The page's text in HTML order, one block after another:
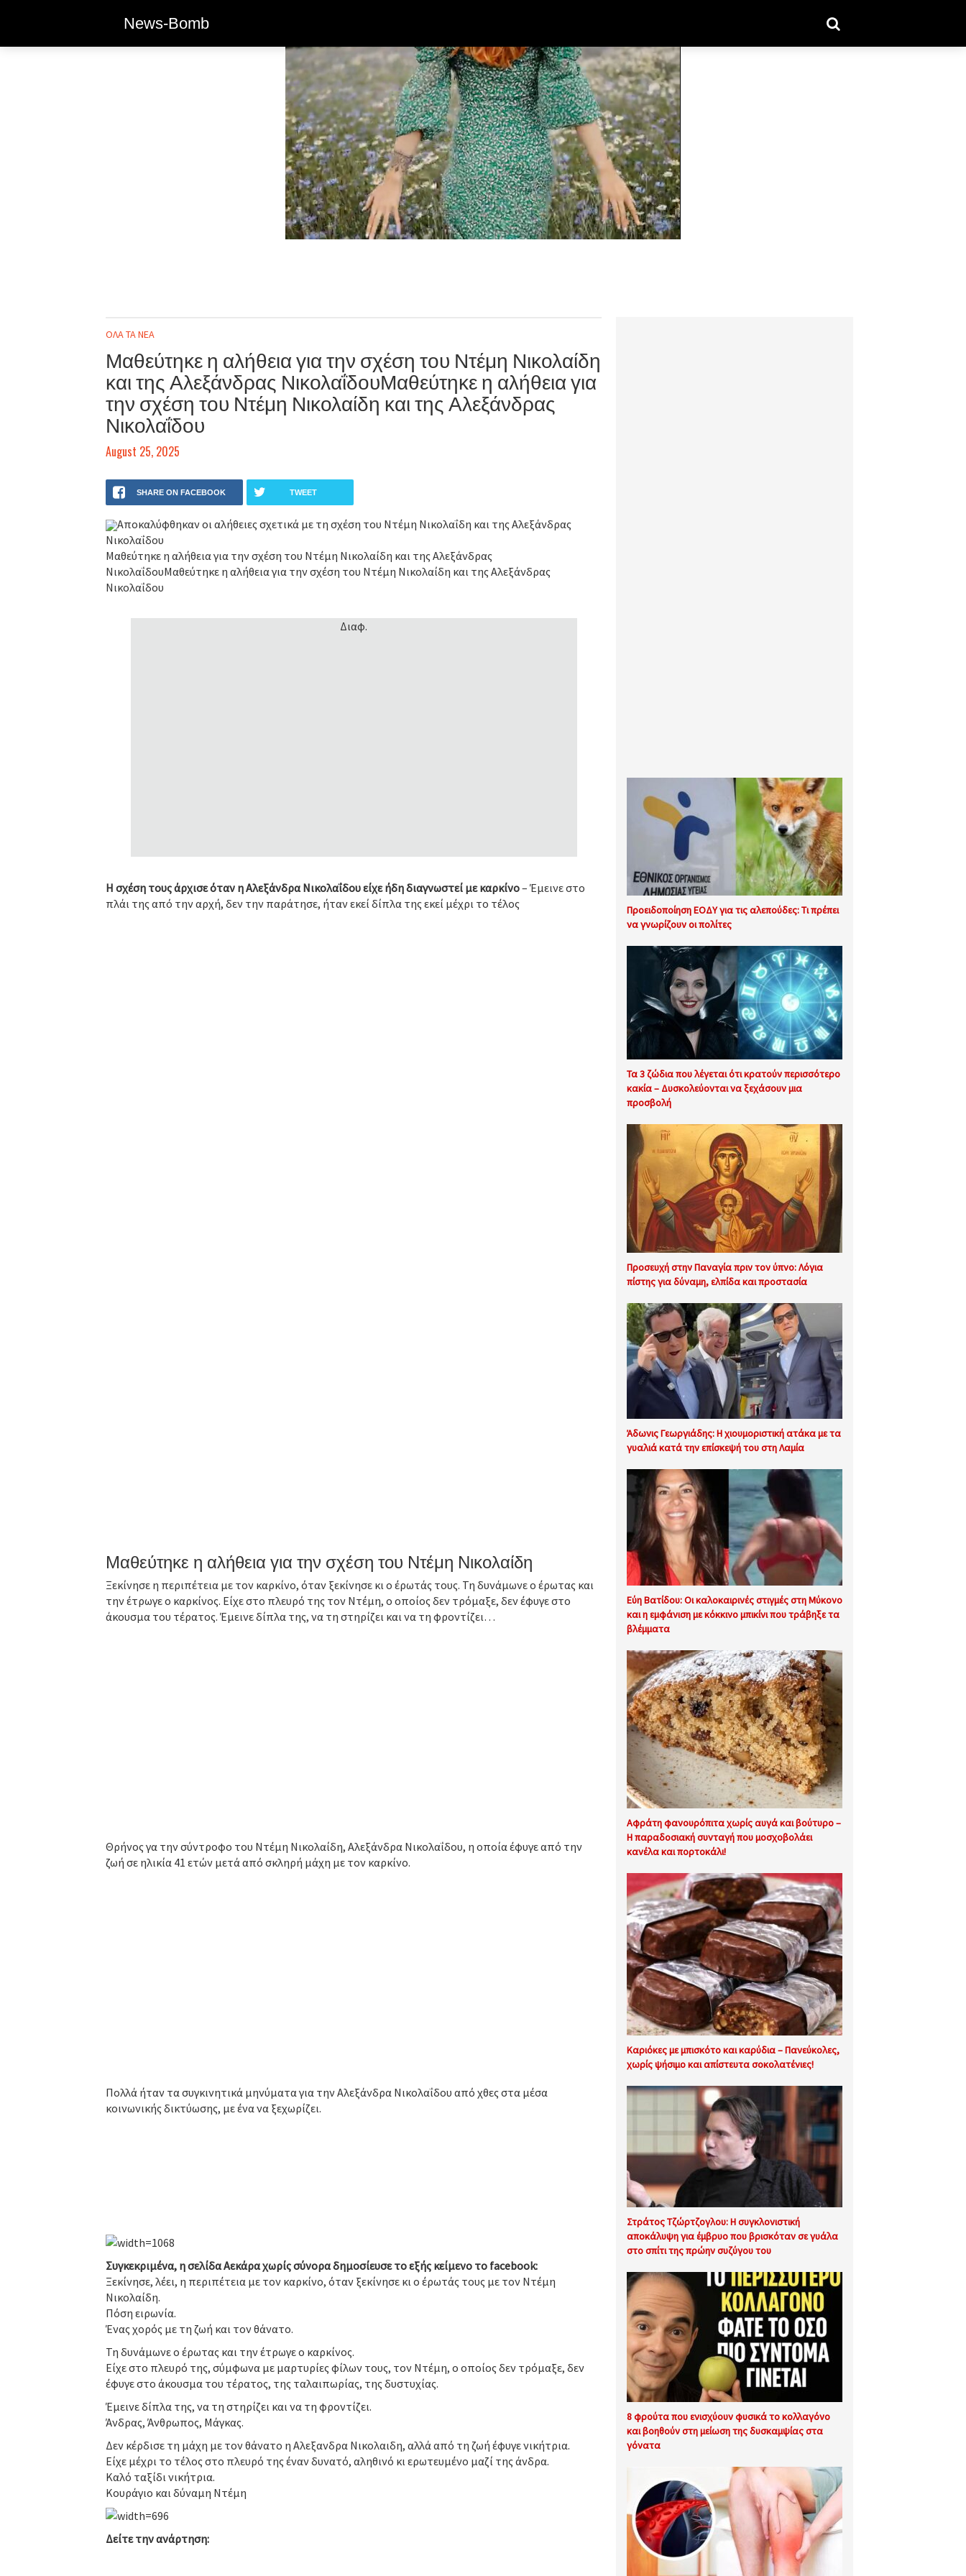
News-Bomb
ΟΛΑ ΤΑ ΝΕΑ
Μαθεύτηκε η αλήθεια για την σχέση του Ντέμη Νικολαίδη
και της Αλεξάνδρας ΝικολαΐδουΜαθεύτηκε η αλήθεια για
την σχέση του Ντέμη Νικολαίδη και της Αλεξάνδρας
Νικολαΐδου
August 25, 2025
SHARE ON FACEBOOK TWEET
Αποκαλύφθηκαν οι αλήθειες σχετικά με τη σχέση του Ντέμη Νικολαΐδη και της Αλεξάνδρας
Νικολαΐδου
Μαθεύτηκε η αλήθεια για την σχέση του Ντέμη Νικολαίδη και της Αλεξάνδρας
ΝικολαΐδουΜαθεύτηκε η αλήθεια για την σχέση του Ντέμη Νικολαίδη και της Αλεξάνδρας
Νικολαΐδου
Διαφ.
H σχέση τους άρχισε όταν η Αλεξάνδρα Νικολαΐδου είχε ήδη διαγνωστεί με καρκίνο– Έμεινε στο
πλάι της από την αρχή, δεν την παράτησε, ήταν εκεί δίπλα της εκεί μέχρι το τέλος
Μαθεύτηκε η αλήθεια για την σχέση του Ντέμη Νικολαίδη
Ξεκίνησε η περιπέτεια με τον καρκίνο, όταν ξεκίνησε κι ο έρωτάς τους. Τη δυνάμωνε ο έρωτας και
την έτρωγε ο καρκίνος. Είχε στο πλευρό της τον Ντέμη, ο οποίος δεν τρόμαξε, δεν έφυγε στο
άκουσμα του τέρατος. Έμεινε δίπλα της, να τη στηρίζει και να τη φροντίζει…
Θρήνος γα την σύντροφο του Ντέμη Νικολαίδη, Αλεξάνδρα Νικολαΐδου, η οποία έφυγε από την
ζωή σε ηλικία 41 ετών μετά από σκληρή μάχη με τον καρκίνο.
Πολλά ήταν τα συγκινητικά μηνύματα για την Αλεξάνδρα Νικολαΐδου από χθες στα μέσα
κοινωνικής δικτύωσης, με ένα να ξεχωρίζει.
Συγκεκριμένα, η σελίδα Αεκάρα χωρίς σύνορα δημοσίευσε το εξής κείμενο το facebook:
Ξεκίνησε, λέει, η περιπέτεια με τον καρκίνο, όταν ξεκίνησε κι ο έρωτάς τους με τον Ντέμη
Νικολαίδη.
Πόση ειρωνία.
Ένας χορός με τη ζωή και τον θάνατο.
Τη δυνάμωνε ο έρωτας και την έτρωγε ο καρκίνος.
Είχε στο πλευρό της, σύμφωνα με μαρτυρίες φίλων τους, τον Ντέμη, ο οποίος δεν τρόμαξε, δεν
έφυγε στο άκουσμα του τέρατος, της ταλαιπωρίας, της δυστυχίας.
Έμεινε δίπλα της, να τη στηρίζει και να τη φροντίζει.
Άνδρας, Άνθρωπος, Μάγκας.
Δεν κέρδισε τη μάχη με τον θάνατο η Αλεξανδρα Νικολαιδη, αλλά από τη ζωή έφυγε νικήτρια.
Είχε μέχρι το τέλος στο πλευρό της έναν δυνατό, αληθινό κι ερωτευμένο μαζί της άνδρα.
Καλό ταξίδι νικήτρια.
Κουράγιο και δύναμη Ντέμη
Δείτε την ανάρτηση:
Προειδοποίηση ΕΟΔΥ για τις αλεπούδες: Τι πρέπει
να γνωρίζουν οι πολίτες
Τα 3 ζώδια που λέγεται ότι κρατούν περισσότερο
κακία – Δυσκολεύονται να ξεχάσουν μια
προσβολή
Προσευχή στην Παναγία πριν τον ύπνο: Λόγια
πίστης για δύναμη, ελπίδα και προστασία
Άδωνις Γεωργιάδης: Η χιουμοριστική ατάκα με τα
γυαλιά κατά την επίσκεψή του στη Λαμία
Εύη Βατίδου: Οι καλοκαιρινές στιγμές στη Μύκονο
και η εμφάνιση με κόκκινο μπικίνι που τράβηξε τα
βλέμματα
Αφράτη φανουρόπιτα χωρίς αυγά και βούτυρο –
Η παραδοσιακή συνταγή που μοσχοβολάει
κανέλα και πορτοκάλι!
Καριόκες με μπισκότο και καρύδια – Πανεύκολες,
χωρίς ψήσιμο και απίστευτα σοκολατένιες!
Στράτος Τζώρτζογλου: Η συγκλονιστική
αποκάλυψη για έμβρυο που βρισκόταν σε γυάλα
στο σπίτι της πρώην συζύγου του
8 φρούτα που ενισχύουν φυσικά το κολλαγόνο
και βοηθούν στη μείωση της δυσκαμψίας στα
γόνατα